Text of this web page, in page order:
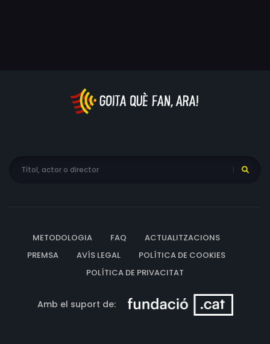
METODOLOGIA FAQ
ACTUALITZACIONS
PREMSA
AVÍS LEGAL
POLÍTICA DE COOKIES
POLÍTICA DE PRIVACITAT
Amb el suport de: